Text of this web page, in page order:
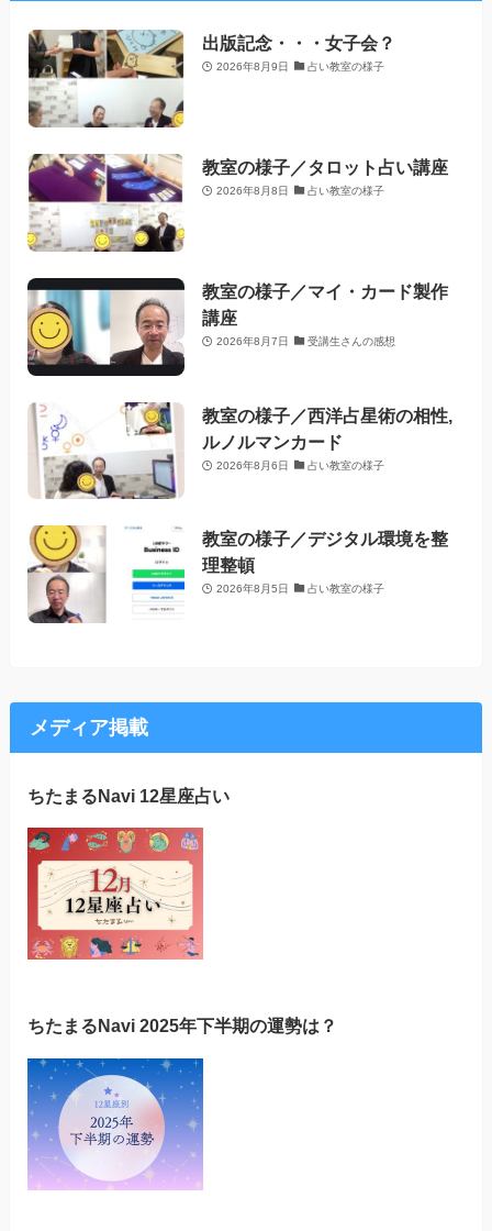
出版記念・・・女子会？
2026年8月9日 占い教室の様子
教室の様子／タロット占い講座
2026年8月8日 占い教室の様子
教室の様子／マイ・カード製作
講座
2026年8月7日 受講生さんの感想
教室の様子／西洋占星術の相性,
ルノルマンカード
2026年8月6日 占い教室の様子
教室の様子／デジタル環境を整
理整頓
2026年8月5日 占い教室の様子
メディア掲載
ちたまるNavi 12星座占い
ちたまるNavi 2025年下半期の運勢は？